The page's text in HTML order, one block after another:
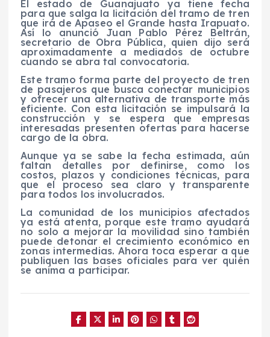
El estado de Guanajuato ya tiene fecha
para que salga la licitación del tramo de tren
que irá de Apaseo el Grande hasta Irapuato.
Así lo anunció Juan Pablo Pérez Beltrán,
secretario de Obra Pública, quien dijo será
aproximadamente a mediados de octubre
cuando se abra tal convocatoria.
Este tramo forma parte del proyecto de tren
de pasajeros que busca conectar municipios
y ofrecer una alternativa de transporte más
eficiente. Con esta licitación se impulsará la
construcción y se espera que empresas
interesadas presenten ofertas para hacerse
cargo de la obra.
Aunque ya se sabe la fecha estimada, aún
faltan detalles por definirse, como los
costos, plazos y condiciones técnicas, para
que el proceso sea claro y transparente
para todos los involucrados.
La comunidad de los municipios afectados
ya está atenta, porque este tramo ayudará
no solo a mejorar la movilidad sino también
puede detonar el crecimiento económico en
zonas intermedias. Ahora toca esperar a que
publiquen las bases oficiales para ver quién
se anima a participar.